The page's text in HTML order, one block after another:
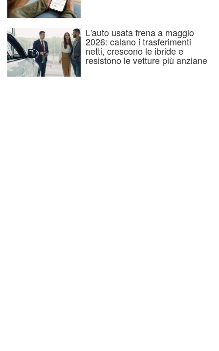
L'auto usata frena a maggio
2026: calano i trasferimenti
netti, crescono le ibride e
resistono le vetture più anziane